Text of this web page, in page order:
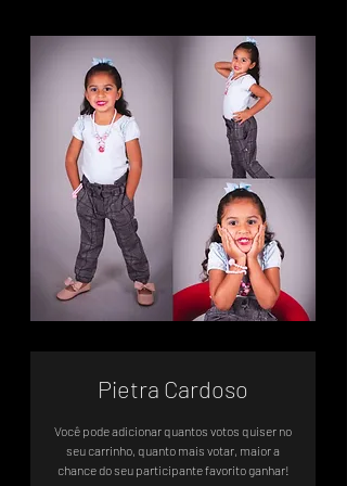
Pietra Cardoso
Você pode adicionar quantos votos quiser no
seu carrinho, quanto mais votar, maior a
chance do seu participante favorito ganhar!